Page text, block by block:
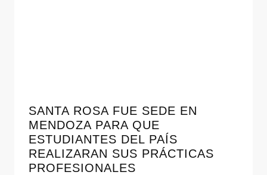
SANTA ROSA FUE SEDE EN
MENDOZA PARA QUE
ESTUDIANTES DEL PAÍS
REALIZARAN SUS PRÁCTICAS
PROFESIONALES